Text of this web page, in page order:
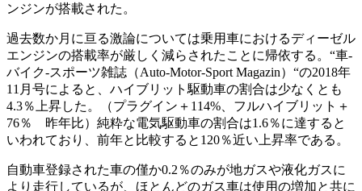
ンジンが搭載された。
過去数か月に亘る激論については乗用車におけるディーゼル
エンジンの搭載率が厳しく減らされたことに帰依する。“車‐
バイク‐スポーツ雑誌（Auto-Motor-Sport Magazin）“の2018年
11月号によると、ハイブリット駆動車の割合は少なくとも
4.3％上昇した。（プラグイン＋114%、フルハイブリット＋
76％ 昨年比）純粋な電気駆動車の割合は1.6％に達すると
いわれており、前年と比較すると120％近い上昇率である。
自動車登録された車の僅か0.2％のみが地ガスや液化ガスに
より走行しているが、ほとんどのガス車は使用の増加と共に